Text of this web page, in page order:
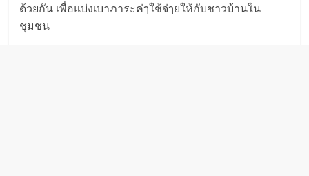
ด้วยกัน เพื่อแบ่งเบาภาระค่ๅใช้จ่ๅยให้กับชาวบ้านใน
ชุมชน